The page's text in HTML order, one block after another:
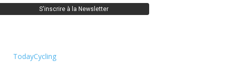
TodayCycling